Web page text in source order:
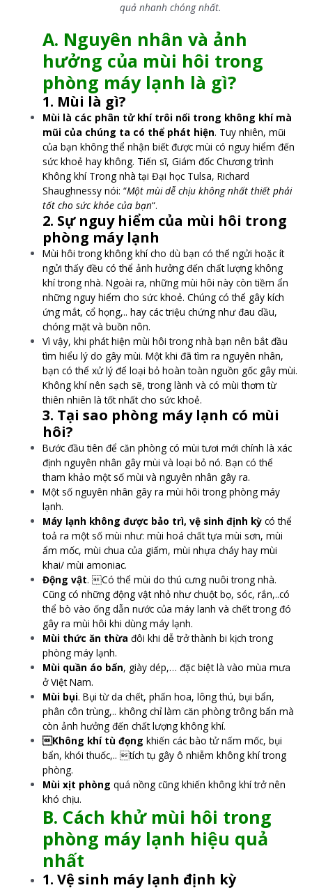
quả nhanh chóng nhất.
A. Nguyên nhân và ảnh
hưởng của mùi hôi trong
phòng máy lạnh là gì?
1. Mùi là gì?
Mùi là các phân tử khí trôi nổi trong không khí mà
mũi của chúng ta có thể phát hiện. Tuy nhiên, mũi
của bạn không thể nhận biết được mùi có nguy hiểm đến
sức khoẻ hay không. Tiến sĩ, Giám đốc Chương trình
Không khí Trong nhà tại Đại học Tulsa, Richard
Shaughnessy nói: “Một mùi dễ chịu không nhất thiết phải
tốt cho sức khỏe của bạn“.
2. Sự nguy hiểm của mùi hôi trong
phòng máy lạnh
Mùi hôi trong không khí cho dù bạn có thể ngửi hoặc ít
ngửi thấy đều có thể ảnh hưởng đến chất lượng không
khí trong nhà. Ngoài ra, những mùi hôi này còn tiềm ẩn
những nguy hiểm cho sức khoẻ. Chúng có thể gây kích
ứng mắt, cổ họng,.. hay các triệu chứng như đau dầu,
chóng mặt và buồn nôn.
Vì vậy, khi phát hiện mùi hôi trong nhà bạn nên bắt đầu
tìm hiểu lý do gây mùi. Một khi đã tìm ra nguyên nhân,
bạn có thể xử lý để loại bỏ hoàn toàn nguồn gốc gây mùi.
Không khí nên sạch sẽ, trong lành và có mùi thơm từ
thiên nhiên là tốt nhất cho sức khoẻ.
3. Tại sao phòng máy lạnh có mùi
hôi?
Bước đầu tiên để căn phòng có mùi tươi mới chính là xác
định nguyên nhân gây mùi và loại bỏ nó. Bạn có thể
tham khảo một số mùi và nguyên nhân gây ra.
Một số nguyên nhân gây ra mùi hôi trong phòng máy
lạnh.
Máy lạnh không được bảo trì, vệ sinh định kỳ có thể
toả ra một số mùi như: mùi hoá chất tựa mùi sơn, mùi
ẩm mốc, mùi chua của giấm, mùi nhựa cháy hay mùi
khai/ mùi amoniac.
Động vật. Có thể mùi do thú cưng nuôi trong nhà.
Cũng có những động vật nhỏ như chuột bọ, sóc, rắn,..có
thể bò vào ống dẫn nước của máy lanh và chết trong đó
gây ra mùi hôi khi dùng máy lạnh.
Mùi thức ăn thừa đôi khi dễ trở thành bi kịch trong
phòng máy lạnh.
Mùi quần áo bẩn, giày dép,… đặc biệt là vào mùa mưa
ở Việt Nam.
Mùi bụi. Bụi từ da chết, phấn hoa, lông thú, bụi bẩn,
phân côn trùng,.. không chỉ làm căn phòng trông bẩn mà
còn ảnh hưởng đến chất lượng không khí.
Không khí tù đọng khiến các bào tử nấm mốc, bụi
bẩn, khói thuốc,.. tích tụ gây ô nhiễm không khí trong
phòng.
Mùi xịt phòng quá nồng cũng khiến không khí trở nên
khó chịu.
B. Cách khử mùi hôi trong
phòng máy lạnh hiệu quả
nhất
1. Vệ sinh máy lạnh định kỳ